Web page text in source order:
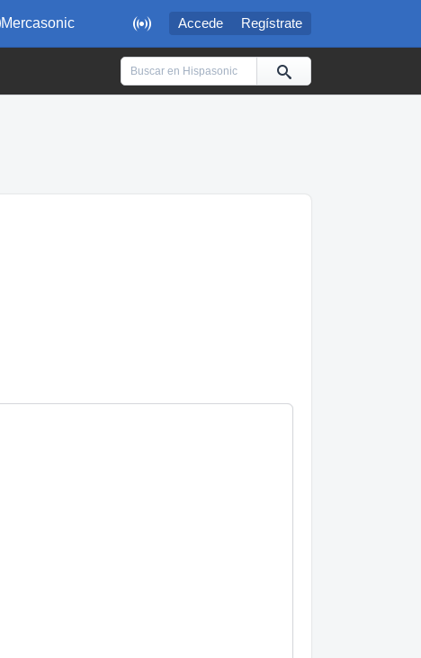
 Accede Regístrate
Mercasonic